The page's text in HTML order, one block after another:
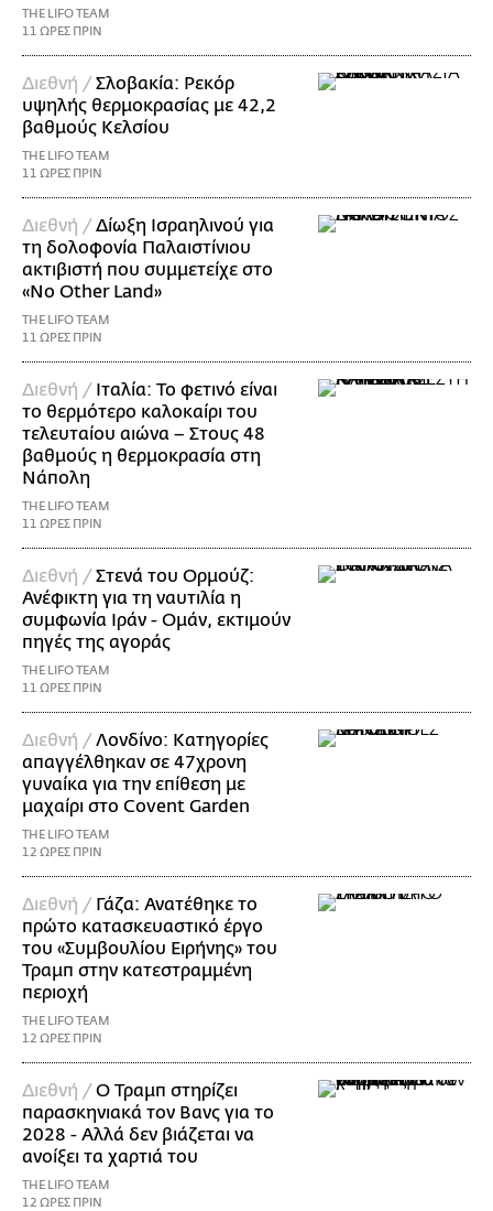
THE LIFO TEAM
11 ΩΡΕΣ ΠΡΙΝ
Διεθνή / Σλοβακία: Ρεκόρ
υψηλής θερμοκρασίας με 42,2
βαθμούς Κελσίου
THE LIFO TEAM
11 ΩΡΕΣ ΠΡΙΝ
Διεθνή / Δίωξη Ισραηλινού για
τη δολοφονία Παλαιστίνιου
ακτιβιστή που συμμετείχε στο
«No Other Land»
THE LIFO TEAM
11 ΩΡΕΣ ΠΡΙΝ
Διεθνή / Ιταλία: Το φετινό είναι
το θερμότερο καλοκαίρι του
τελευταίου αιώνα – Στους 48
βαθμούς η θερμοκρασία στη
Νάπολη
THE LIFO TEAM
11 ΩΡΕΣ ΠΡΙΝ
Διεθνή / Στενά του Ορμούζ:
Ανέφικτη για τη ναυτιλία η
συμφωνία Ιράν - Ομάν, εκτιμούν
πηγές της αγοράς
THE LIFO TEAM
11 ΩΡΕΣ ΠΡΙΝ
Διεθνή / Λονδίνο: Κατηγορίες
απαγγέλθηκαν σε 47χρονη
γυναίκα για την επίθεση με
μαχαίρι στο Covent Garden
THE LIFO TEAM
12 ΩΡΕΣ ΠΡΙΝ
Διεθνή / Γάζα: Ανατέθηκε το
πρώτο κατασκευαστικό έργο
του «Συμβουλίου Ειρήνης» του
Τραμπ στην κατεστραμμένη
περιοχή
THE LIFO TEAM
12 ΩΡΕΣ ΠΡΙΝ
Διεθνή / Ο Τραμπ στηρίζει
παρασκηνιακά τον Βανς για το
2028 - Αλλά δεν βιάζεται να
ανοίξει τα χαρτιά του
THE LIFO TEAM
12 ΩΡΕΣ ΠΡΙΝ